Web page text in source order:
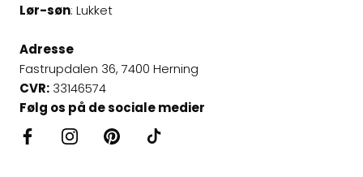
Lør-søn: Lukket
Adresse
Fastrupdalen 36, 7400 Herning
CVR: 33146574
Følg os på de sociale medier